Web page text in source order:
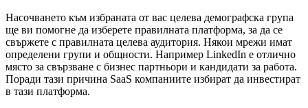
Насочването към избраната от вас целева демографска група
ще ви помогне да изберете правилната платформа, за да се
свържете с правилната целева аудитория. Някои мрежи имат
определени групи и общности. Например LinkedIn е отлично
място за свързване с бизнес партньори и кандидати за работа.
Поради тази причина SaaS компаниите избират да инвестират
в тази платформа.